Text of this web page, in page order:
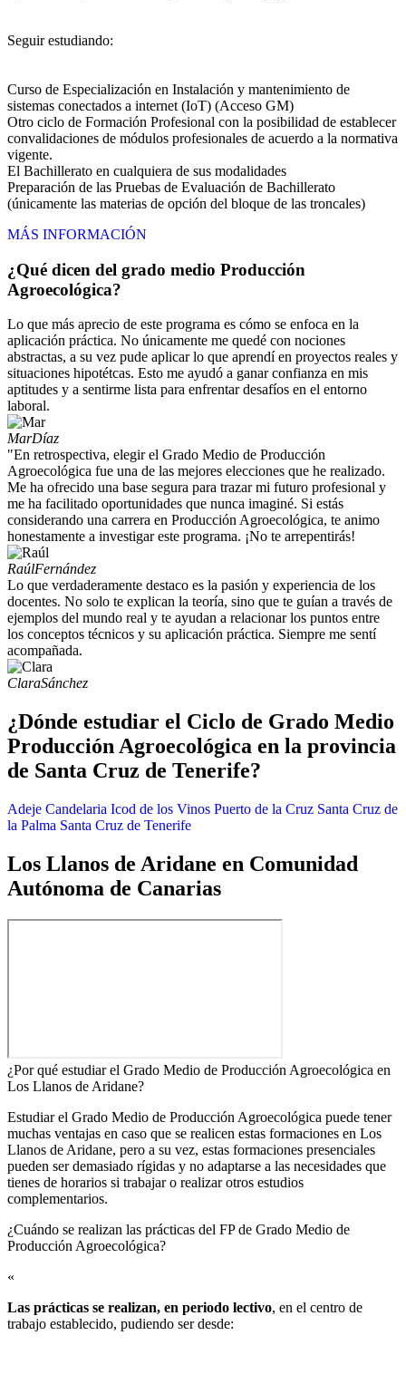
Seguir estudiando:
Curso de Especialización en Instalación y mantenimiento de
sistemas conectados a internet (IoT) (Acceso GM)
Otro ciclo de Formación Profesional con la posibilidad de establecer
convalidaciones de módulos profesionales de acuerdo a la normativa
vigente.
El Bachillerato en cualquiera de sus modalidades
Preparación de las Pruebas de Evaluación de Bachillerato
(únicamente las materias de opción del bloque de las troncales)
MÁS INFORMACIÓN
¿Qué dicen del grado medio Producción
Agroecológica?
Lo que más aprecio de este programa es cómo se enfoca en la
aplicación práctica. No únicamente me quedé con nociones
abstractas, a su vez pude aplicar lo que aprendí en proyectos reales y
situaciones hipotétcas. Esto me ayudó a ganar confianza en mis
aptitudes y a sentirme lista para enfrentar desafíos en el entorno
laboral.
MarDíaz
"En retrospectiva, elegir el Grado Medio de Producción
Agroecológica fue una de las mejores elecciones que he realizado.
Me ha ofrecido una base segura para trazar mi futuro profesional y
me ha facilitado oportunidades que nunca imaginé. Si estás
considerando una carrera en Producción Agroecológica, te animo
honestamente a investigar este programa. ¡No te arrepentirás!
RaúlFernández
Lo que verdaderamente destaco es la pasión y experiencia de los
docentes. No solo te explican la teoría, sino que te guían a través de
ejemplos del mundo real y te ayudan a relacionar los puntos entre
los conceptos técnicos y su aplicación práctica. Siempre me sentí
acompañada.
ClaraSánchez
¿Dónde estudiar el Ciclo de Grado Medio
Producción Agroecológica en la provincia
de Santa Cruz de Tenerife?
Adeje Candelaria Icod de los Vinos Puerto de la Cruz Santa Cruz de
la Palma Santa Cruz de Tenerife
Los Llanos de Aridane en Comunidad
Autónoma de Canarias
¿Por qué estudiar el Grado Medio de Producción Agroecológica en
Los Llanos de Aridane?
Estudiar el Grado Medio de Producción Agroecológica puede tener
muchas ventajas en caso que se realicen estas formaciones en Los
Llanos de Aridane, pero a su vez, estas formaciones presenciales
pueden ser demasiado rígidas y no adaptarse a las necesidades que
tienes de horarios si trabajar o realizar otros estudios
complementarios.
¿Cuándo se realizan las prácticas del FP de Grado Medio de
Producción Agroecológica?​
«
Las prácticas se realizan, en periodo lectivo, en el centro de
trabajo establecido, pudiendo ser desde: